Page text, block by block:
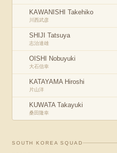
KAWANISHI Takehiko
川西武彦
SHIJI Tatsuya
志治達雄
OISHI Nobuyuki
大石信幸
KATAYAMA Hiroshi
片山洋
KUWATA Takayuki
桑田隆幸
SOUTH KOREA SQUAD